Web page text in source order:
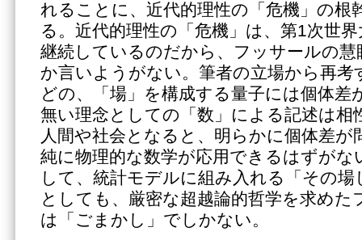
れることに、近代的理性の「危機」の根
る。近代的理性の「危機」は、第1次世
継続しているのだから、フッサールの
か言いようがない。筆者の立場から再考
どの、「場」を構成する量子には個体差
無い理念としての「数」による記述は相
人間や社会となると、明らかに個体差が
純に物理的な数学が応用できるはずがな
して、統計モデルに組み入れる「その
としても、厳密な超越論的哲学を求め
は「ごまかし」でしかない。